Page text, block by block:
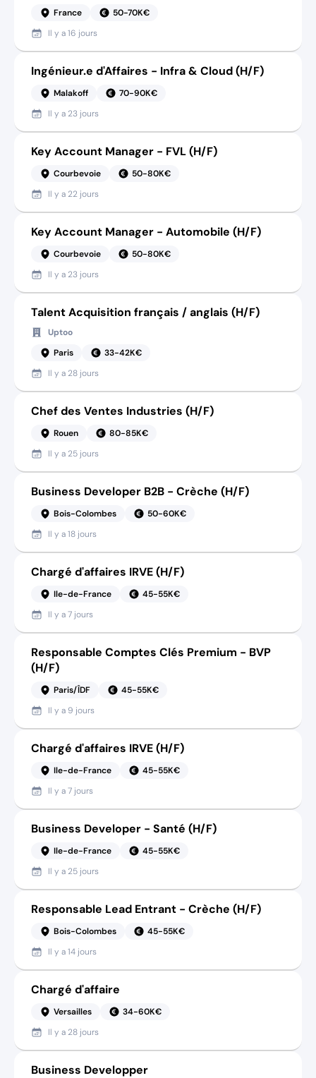
France
50-70K€
Il y a16 jours
Ingénieur.e d'Affaires - Infra & Cloud (H/F)
Malakoff
70-90K€
Il y a 23 jours
Key Account Manager - FVL (H/F)
Courbevoie
50-80K€
Il y a 22 jours
Key Account Manager - Automobile (H/F)
Courbevoie
50-80K€
Il y a 23 jours
Talent Acquisition français / anglais (H/F)
Uptoo
Paris
33-42K€
Il y a 28 jours
Chef des Ventes Industries (H/F)
Rouen
80-85K€
Il y a 25 jours
Business Developer B2B - Crèche (H/F)
Bois-Colombes
50-60K€
Il y a18 jours
Chargé d'affaires IRVE (H/F)
Ile-de-France
45-55K€
Il y a7 jours
Responsable Comptes Clés Premium - BVP
(H/F)
Paris/ÎDF
45-55K€
Il y a 9 jours
Chargé d'affaires IRVE (H/F)
Ile-de-France
45-55K€
Il y a7 jours
Business Developer - Santé (H/F)
Ile-de-France
45-55K€
Il y a 25 jours
Responsable Lead Entrant - Crèche (H/F)
Bois-Colombes
45-55K€
Il y a14 jours
Chargé d'affaire
Versailles
34-60K€
Il y a 28 jours
Business Developper